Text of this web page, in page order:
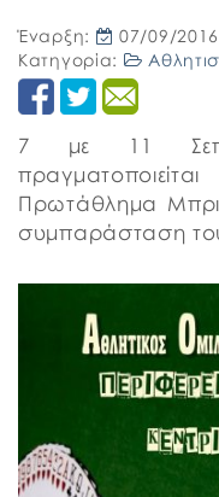
Έναρξη: 07/09/2016
Κατηγορία:
7 με 11
Πρωτάθλημα
συμπαράσταση